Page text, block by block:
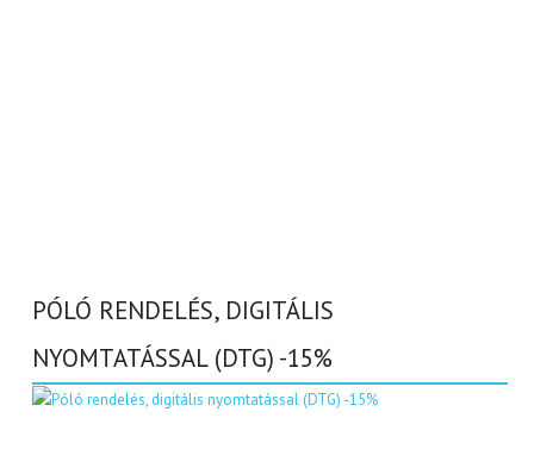
PÓLÓ RENDELÉS, DIGITÁLIS
NYOMTATÁSSAL (DTG) -15%